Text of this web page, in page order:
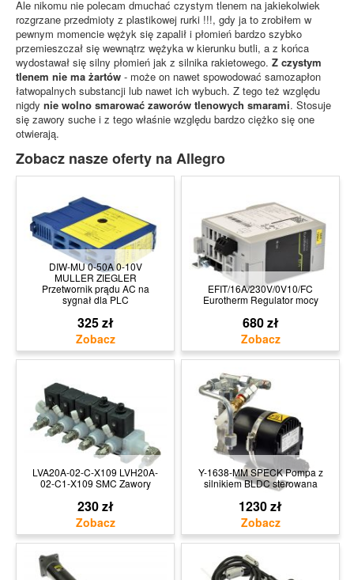
Ale nikomu nie polecam dmuchać czystym tlenem na jakiekolwiek
rozgrzane przedmioty z plastikowej rurki !!!, gdy ja to zrobiłem w
pewnym momencie wężyk się zapalił i płomień bardzo szybko
przemieszczał się wewnątrz wężyka w kierunku butli, a z końca
wydostawał się silny płomień jak z silnika rakietowego. Z czystym
tlenem nie ma żartów - może on nawet spowodować samozapłon
łatwopalnych substancji lub nawet ich wybuch. Z tego też względu
nigdy nie wolno smarować zaworów tlenowych smarami. Stosuje
się zawory suche i z tego właśnie względu bardzo ciężko się one
otwierają.
Zobacz nasze oferty na Allegro
DIW-MU 0-50A 0-10V
MULLER ZIEGLER
Przetwornik prądu AC na
sygnał dla PLC
325 zł
EFIT/16A/230V/0V10/FC
Eurotherm Regulator mocy
680 zł
LVA20A-02-C-X109 LVH20A-
02-C1-X109 SMC Zawory
230 zł
Y-1638-MM SPECK Pompa z
silnikiem BLDC sterowana
1230 zł